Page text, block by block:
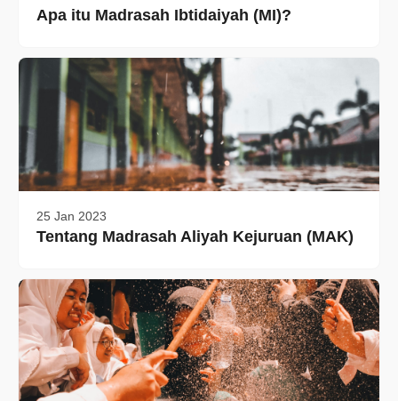
Apa itu Madrasah Ibtidaiyah (MI)?
25 Jan 2023
Tentang Madrasah Aliyah Kejuruan (MAK)